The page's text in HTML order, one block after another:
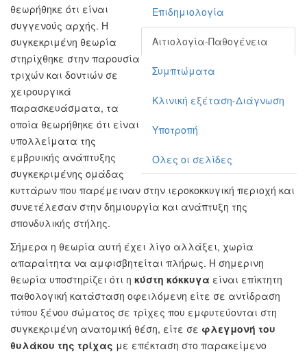
Επιδημιολογία
Αιτιολογία-Παθογένεια
Συμπτώματα
Κλινική εξέταση-Διάγνωση
Υποτροπή
Όλες οι σελίδες
θεωρήθηκε ότι είναι
συγγενούς αρχής. Η
συγκεκριμένη θεωρία
στηρίχθηκε στην παρουσία
τριχών και δοντιών σε
χειρουργικά
παρασκευάσματα, τα
οποία θεωρήθηκε ότι είναι
υπολλείματα της
εμβρυικής ανάπτυξης
συγκεκριμένης ομάδας
κυττάρων που παρέμειναν στην ιεροκοκκυγική περιοχή και
συνετέλεσαν στην δημιουργία και ανάπτυξη της
σπονδυλικής στήλης.
Σήμερα η θεωρία αυτή έχει λίγο αλλάξει, χωρία
απαραίτητα να αμφισβητείται πλήρως. Η σημερινη
θεωρία υποστηρίζει ότι η κύστη κόκκυγα είναι επίκτητη
παθολογική κατάσταση οφειλόμενη είτε σε αντίδραση
τύπου ξένου σώματος σε τρίχες που εμφυτεύονται στη
συγκεκριμένη ανατομική θέση, είτε σε φλεγμονή του
θυλάκου της τρίχας με επέκταση στο παρακείμενο